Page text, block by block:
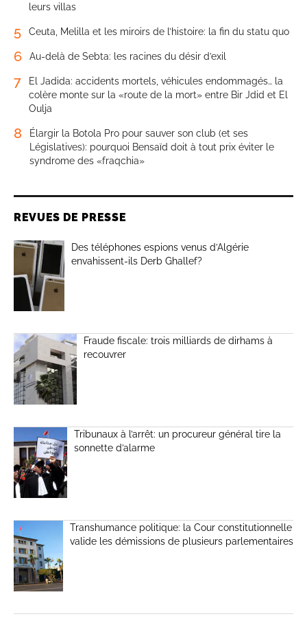
leurs villas
5 Ceuta, Melilla et les miroirs de l’histoire: la fin du statu quo
6 Au-delà de Sebta: les racines du désir d’exil
7
El Jadida: accidents mortels, véhicules endommagés… la
colère monte sur la «route de la mort» entre Bir Jdid et El
Oulja
8
Élargir la Botola Pro pour sauver son club (et ses
Législatives): pourquoi Bensaïd doit à tout prix éviter le
syndrome des «fraqchia»
REVUES DE PRESSE
Des téléphones espions venus d’Algérie
envahissent-ils Derb Ghallef?
Fraude fiscale: trois milliards de dirhams à
recouvrer
Tribunaux à l’arrêt: un procureur général tire la
sonnette d’alarme
Transhumance politique: la Cour constitutionnelle
valide les démissions de plusieurs parlementaires